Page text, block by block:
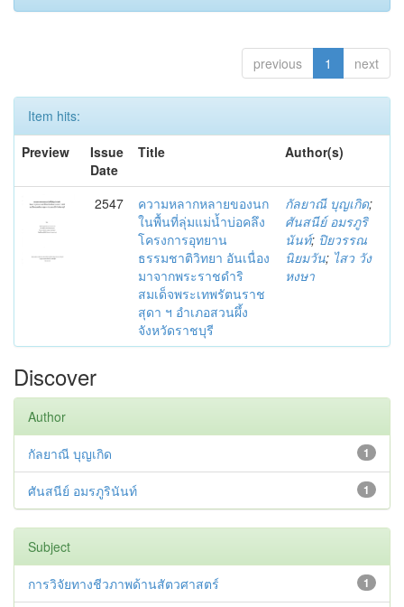
previous 1 next
Item hits:
Preview
Issue
Date
Title Author(s)
2547
ความหลากหลายของนก
ในพื้นที่ลุ่มแม่น้ำบ่อคลึง
โครงการอุทยาน
ธรรมชาติวิทยา อันเนื่อง
มาจากพระราชดำริ
สมเด็จพระเทพรัตนราช
สุดา ฯ อำเภอสวนผึ้ง
จังหวัดราชบุรี
กัลยาณี บุญเกิด;
ศันสนีย์ อมรภูริ
นันท์; ปิยวรรณ
นิยมวัน; ไสว วัง
หงษา
Discover
Author
1
กัลยาณี บุญเกิด
1
ศันสนีย์ อมรภูรินันท์
Subject
1
การวิจัยทางชีวภาพด้านสัตวศาสตร์